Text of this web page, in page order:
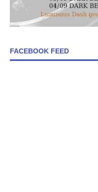
FACEBOOK FEED